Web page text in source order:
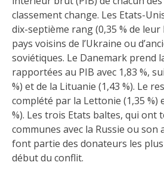
classement change. Les Etats-
dix-septième rang (0,35 % de leur
pays voisins de l’Ukraine ou
soviétiques. Le Danemark prend
rapportées au PIB avec 1,83 %,
%) et de la Lituanie (1,43 %). Le
complété par la Lettonie (1,35 %)
%). Les trois Etats baltes, qui ont
communes avec la Russie ou son
font partie des donateurs les
début du conflit.